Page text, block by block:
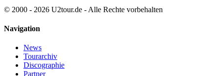
© 2000 - 2026 U2tour.de - Alle Rechte vorbehalten
Navigation
News
Tourarchiv
Discographie
Partner